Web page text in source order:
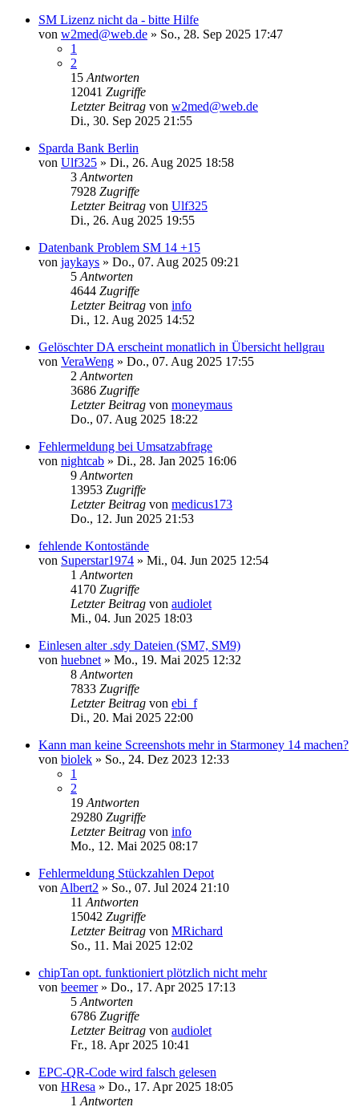
SM Lizenz nicht da - bitte Hilfe
von w2med@web.de » So., 28. Sep 2025 17:47
1
2
15 Antworten
12041 Zugriffe
Letzter Beitrag von w2med@web.de
Di., 30. Sep 2025 21:55
Sparda Bank Berlin
von Ulf325 » Di., 26. Aug 2025 18:58
3 Antworten
7928 Zugriffe
Letzter Beitrag von Ulf325
Di., 26. Aug 2025 19:55
Datenbank Problem SM 14 +15
von jaykays » Do., 07. Aug 2025 09:21
5 Antworten
4644 Zugriffe
Letzter Beitrag von info
Di., 12. Aug 2025 14:52
Gelöschter DA erscheint monatlich in Übersicht hellgrau
von VeraWeng » Do., 07. Aug 2025 17:55
2 Antworten
3686 Zugriffe
Letzter Beitrag von moneymaus
Do., 07. Aug 2025 18:22
Fehlermeldung bei Umsatzabfrage
von nightcab » Di., 28. Jan 2025 16:06
9 Antworten
13953 Zugriffe
Letzter Beitrag von medicus173
Do., 12. Jun 2025 21:53
fehlende Kontostände
von Superstar1974 » Mi., 04. Jun 2025 12:54
1 Antworten
4170 Zugriffe
Letzter Beitrag von audiolet
Mi., 04. Jun 2025 18:03
Einlesen alter .sdy Dateien (SM7, SM9)
von huebnet » Mo., 19. Mai 2025 12:32
8 Antworten
7833 Zugriffe
Letzter Beitrag von ebi_f
Di., 20. Mai 2025 22:00
Kann man keine Screenshots mehr in Starmoney 14 machen?
von biolek » So., 24. Dez 2023 12:33
1
2
19 Antworten
29280 Zugriffe
Letzter Beitrag von info
Mo., 12. Mai 2025 08:17
Fehlermeldung Stückzahlen Depot
von Albert2 » So., 07. Jul 2024 21:10
11 Antworten
15042 Zugriffe
Letzter Beitrag von MRichard
So., 11. Mai 2025 12:02
chipTan opt. funktioniert plötzlich nicht mehr
von beemer» Do., 17. Apr 2025 17:13
5 Antworten
6786 Zugriffe
Letzter Beitrag von audiolet
Fr., 18. Apr 2025 10:41
EPC-QR-Code wird falsch gelesen
von HResa » Do., 17. Apr 2025 18:05
1 Antworten